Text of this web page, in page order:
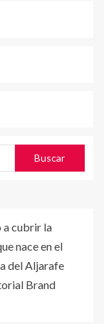
a cubrir la
nace en el
del Aljarafe
Brand